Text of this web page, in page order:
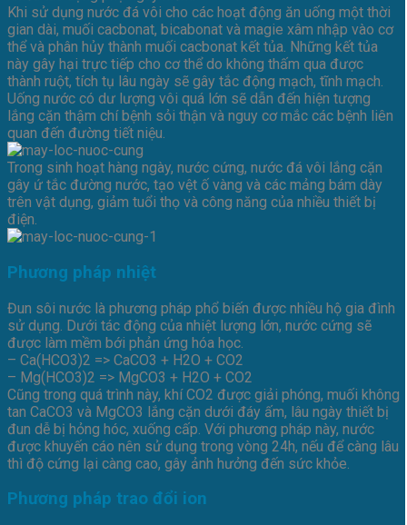
Khi sử dụng nước đá vôi cho các hoạt động ăn uống một thời
gian dài, muối cacbonat, bicabonat và magie xâm nhập vào cơ
thể và phân hủy thành muối cacbonat kết tủa. Những kết tủa
này gây hại trực tiếp cho cơ thể do không thấm qua được
thành ruột, tích tụ lâu ngày sẽ gây tắc động mạch, tĩnh mạch.
Uống nước có dư lượng vôi quá lớn sẽ dẫn đến hiện tượng
lắng cặn thậm chí bệnh sỏi thận và nguy cơ mắc các bệnh liên
quan đến đường tiết niệu.
Trong sinh hoạt hàng ngày, nước cứng, nước đá vôi lắng cặn
gây ứ tắc đường nước, tạo vệt ố vàng và các mảng bám dày
trên vật dụng, giảm tuổi thọ và công năng của nhiều thiết bị
điện.
Phương pháp nhiệt
Đun sôi nước là phương pháp phổ biến được nhiều hộ gia đình
sử dụng. Dưới tác động của nhiệt lượng lớn, nước cứng sẽ
được làm mềm bới phản ứng hóa học.
– Ca(HCO3)2 => CaCO3 + H2O + CO2
– Mg(HCO3)2 => MgCO3 + H2O + CO2
Cũng trong quá trình này, khí CO2 được giải phóng, muối không
tan CaCO3 và MgCO3 lắng cặn dưới đáy ấm, lâu ngày thiết bị
đun dễ bị hỏng hóc, xuống cấp. Với phương pháp này, nước
được khuyến cáo nên sử dụng trong vòng 24h, nếu để càng lâu
thì độ cứng lại càng cao, gây ảnh hưởng đến sức khỏe.
Phương pháp trao đổi ion